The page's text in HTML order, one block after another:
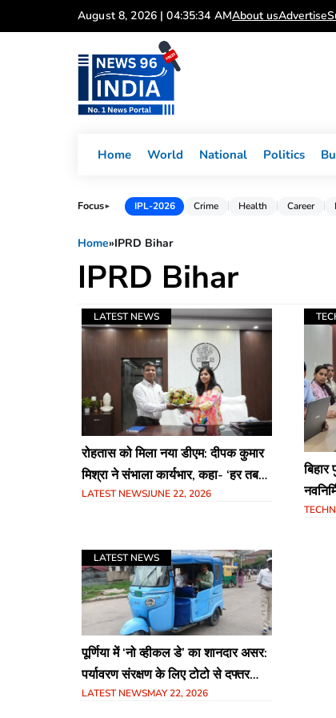
to
August 8, 2026 | 04:35:34 AMAbout usAdvertise
Home World National Politics
Focus► IPL-2026 Crime Health Career
Home»IPRD Bihar
IPRD Bihar
LATEST NEWS
रोहतास को मिला नया डीएम: दीपक कुमार
मिश्रा ने संभाला कार्यभार, कहा- ‘हर तबके
तक पहुंचेगा सरकारी योजनाओं का लाभ’
LATEST NEWSJUNE 22, 2026
CAS
LATEST NEWS
पूर्णिया में ‘नो व्हीकल डे’ का शानदार असर:
पर्यावरण संरक्षण के लिए टोटो से दफ्तर
पहुंचे प्रभारी डीएम
LATEST NEWSMAY 22, 2026